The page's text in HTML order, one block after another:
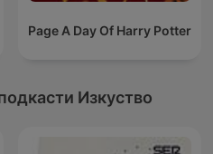
Page A Day Of Harry Potter
Изкуство